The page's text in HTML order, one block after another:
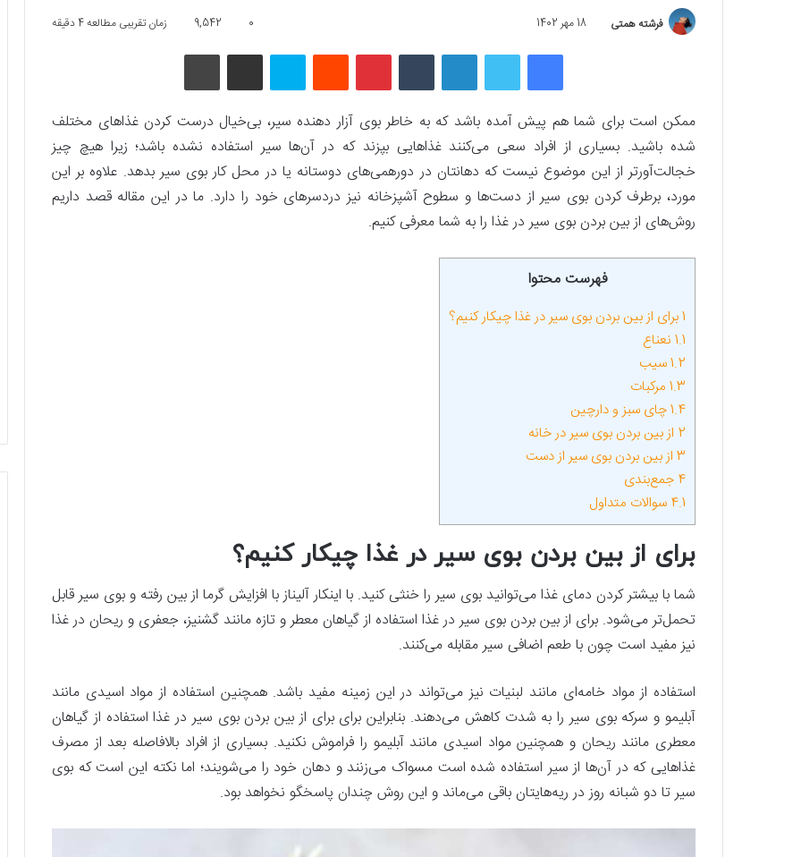
فرشته همتی 18 مهر 1402 0
9,542 زمان تقریبی مطالعه 4 دقیقه
فیسبوک لینکداین پینتریست اسکایپ
ممکن است برای شما هم پیش آمده باشد که به خاطر بوی آزار دهنده سیر، بی‌خیال درست کردن غذاهای مختلف
شده باشید. بسیاری از افراد سعی می‌کنند غذاهایی بپزند که در آن‌ها سیر استفاده نشده باشد؛ زیرا هیچ چیز
خجالت‌آور‌تر از این موضوع نیست که دهانتان در دورهمی‌های دوستانه یا در محل کار بوی سیر بدهد. علاوه بر این
مورد، برطرف کردن بوی سیر از دست‌ها و سطوح آشپزخانه نیز دردسر‌های خود را دارد. ما در این مقاله قصد داریم
روش‌های از بین بردن بوی سیر در غذا را به شما معرفی کنیم.
فهرست محتوا
1برای از بین بردن بوی سیر در غذا چیکار کنیم؟
1.1 نعناع
1.2سیب
1.3 مرکبات
1.4چای سبز و دارچین
2 از بین بردن بوی سیر در خانه
3 از بین بردن بوی سیر از دست
4 جمع‌بندی
4.1 سوالات متداول
برای از بین بردن بوی سیر در غذا چیکار کنیم؟
شما با بیشتر کردن دمای غذا می‌توانید بوی سیر را خنثی کنید. با اینکار آلیناز با افزایش گرما از بین رفته و بوی سیر قابل
تحمل‌تر می‌شود. برای از بین بردن بوی سیر در غذا استفاده از گیاهان معطر و تازه مانند گشنیز، جعفری و ریحان در غذا
نیز مفید است چون با طعم اضافی سیر مقابله می‌کنند.
استفاده از مواد خامه‌ای مانند لبنیات نیز می‌تواند در این زمینه مفید باشد. همچنین استفاده از مواد اسیدی مانند
آبلیمو و سرکه بوی سیر را به شدت کاهش می‌دهند. بنابراین برای برای از بین بردن بوی سیر در غذا استفاده از گیاهان
معطری مانند ریحان و همچنین مواد اسیدی مانند آبلیمو را فراموش نکنید. بسیاری از افراد بالافاصله بعد از مصرف
غذاهایی که در آن‌ها از سیر استفاده شده است مسواک می‌زنند و دهان خود را می‌شویند؛ اما نکته این است که بوی
سیر تا دو شبانه روز در ریه‌هایتان باقی می‌ماند و این روش چندان پاسخگو نخواهد بود.